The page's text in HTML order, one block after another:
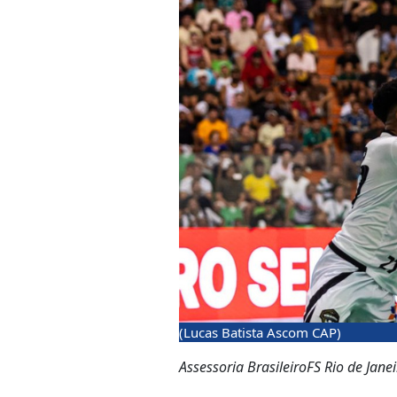
(Lucas Batista Ascom CAP)
Assessoria BrasileiroFS Rio de